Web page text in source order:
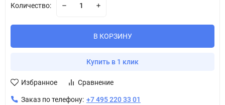
Количество:
В КОРЗИНУ
Купить в 1 клик
Избранное Сравнение
Заказ по телефону: +7 495 220 33 01